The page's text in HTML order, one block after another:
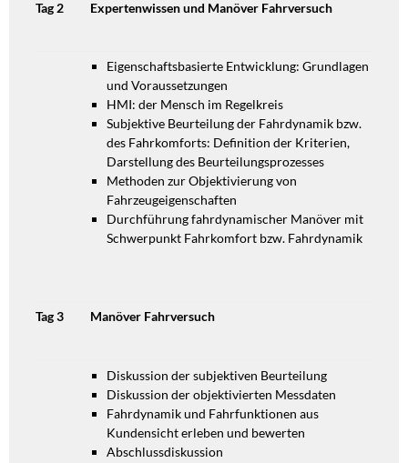
Tag 2 Expertenwissen und Manöver Fahrversuch
Eigenschaftsbasierte Entwicklung: Grundlagen
und Voraussetzungen
HMI: der Mensch im Regelkreis
Subjektive Beurteilung der Fahrdynamik bzw.
des Fahrkomforts: Definition der Kriterien,
Darstellung des Beurteilungsprozesses
Methoden zur Objektivierung von
Fahrzeugeigenschaften
Durchführung fahrdynamischer Manöver mit
Schwerpunkt Fahrkomfort bzw. Fahrdynamik
Tag 3 Manöver Fahrversuch
Diskussion der subjektiven Beurteilung
Diskussion der objektivierten Messdaten
Fahrdynamik und Fahrfunktionen aus
Kundensicht erleben und bewerten
Abschlussdiskussion